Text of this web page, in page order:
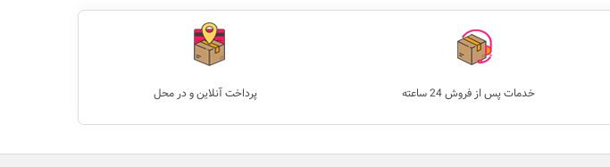
خدمات پس‌ از فروش 24 ساعته پرداخت آنلاین و در محل